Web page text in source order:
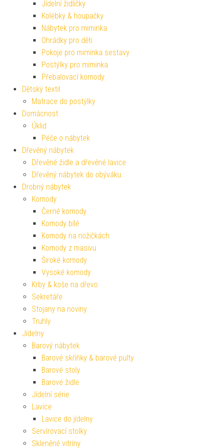
Jídelní židličky
Kolébky & houpačky
Nábytek pro miminka
Ohrádky pro děti
Pokoje pro miminka sestavy
Postýlky pro miminka
Přebalovací komody
Dětský textil
Matrace do postýlky
Domácnost
Úklid
Péče o nábytek
Dřevěný nábytek
Dřevěné židle a dřevěné lavice
Dřevěný nábytek do obýváku
Drobný nábytek
Komody
Černé komody
Komody bílé
Komody na nožičkách
Komody z masivu
Široké komody
Vysoké komody
Krby & koše na dřevo
Sekretáře
Stojany na noviny
Truhly
Jídelny
Barový nábytek
Barové skříňky & barové pulty
Barové stoly
Barové židle
Jídelní série
Lavice
Lavice do jídelny
Servírovací stolky
Skleněné vitríny